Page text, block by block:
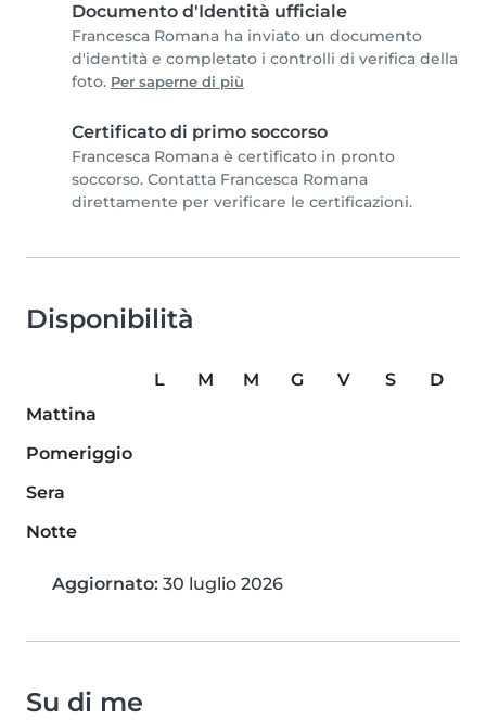
Documento d'Identità ufficiale
Francesca Romana ha inviato un documento
d'identità e completato i controlli di verifica della
foto. Per saperne di più
Certificato di primo soccorso
Francesca Romana è certificato in pronto
soccorso. Contatta Francesca Romana
direttamente per verificare le certificazioni.
Disponibilità
L M M G V S
D
Mattina
Pomeriggio
Sera
Notte
Aggiornato: 30 luglio 2026
Su di me